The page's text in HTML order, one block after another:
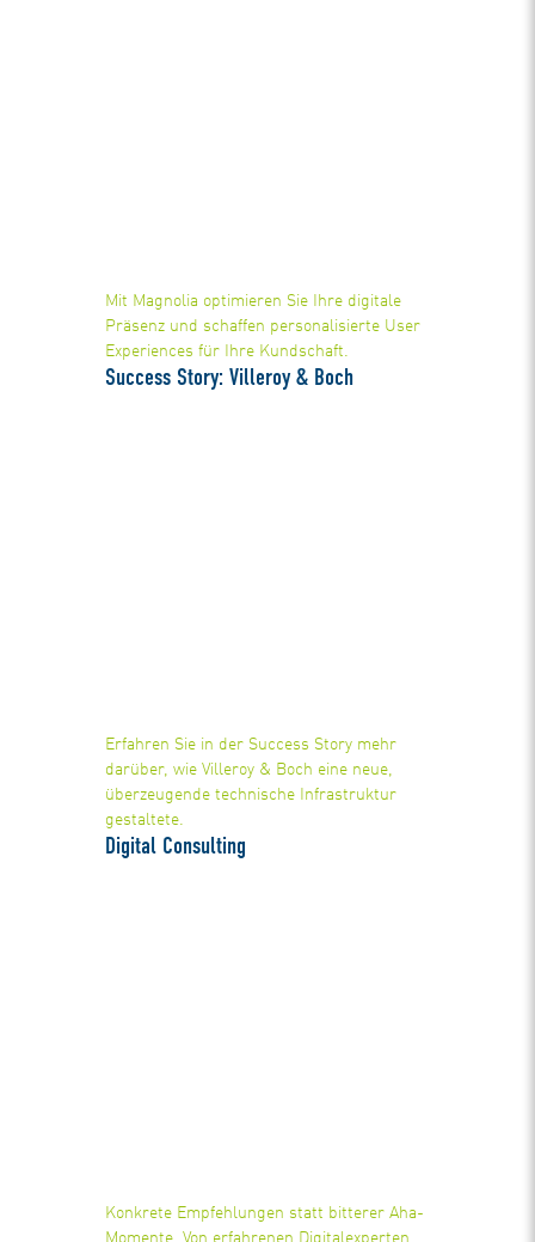
Mit Magnolia optimieren Sie Ihre digitale
Präsenz und schaffen personalisierte User
Experiences für Ihre Kundschaft.
Success Story: Villeroy & Boch
Erfahren Sie in der Success Story mehr
darüber, wie Villeroy & Boch eine neue,
überzeugende technische Infrastruktur
gestaltete.
Digital Consulting
Konkrete Empfehlungen statt bitterer Aha-
Momente. Von erfahrenen Digitalexperten.